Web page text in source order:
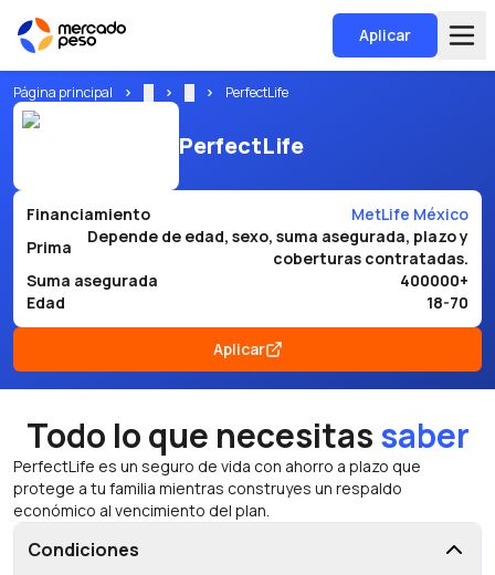
Aplicar
Página principal PerfectLife
PerfectLife
Financiamiento
MetLife México
Prima
Depende de edad, sexo, suma asegurada, plazo y
coberturas contratadas.
Suma asegurada
400000+
Edad
18-70
Aplicar
Todo lo que necesitassaber
PerfectLife es un seguro de vida con ahorro a plazo que
protege a tu familia mientras construyes un respaldo
económico al vencimiento del plan.
Condiciones